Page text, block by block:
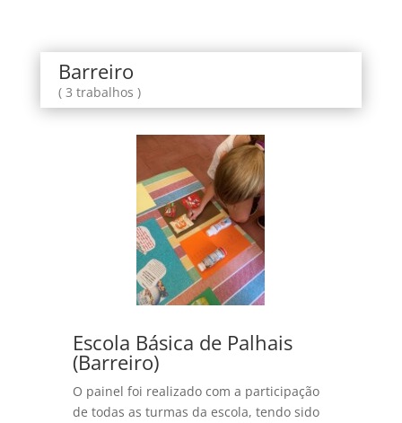
Barreiro
( 3 trabalhos )
Escola Básica de Palhais
(Barreiro)
O painel foi realizado com a participação
de todas as turmas da escola, tendo sido